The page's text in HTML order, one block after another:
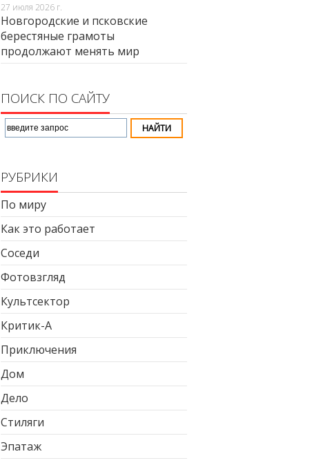
27 июля 2026 г.
Новгородские и псковские
берестяные грамоты
продолжают менять мир
ПОИСК ПО САЙТУ
РУБРИКИ
По миру
Как это работает
Соседи
Фотовзгляд
Культсектор
Критик-А
Приключения
Дом
Дело
Стиляги
Эпатаж